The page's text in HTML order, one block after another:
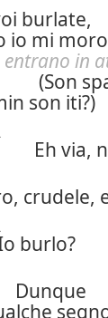
burlate,
io mi
in
(Son
son iti?)
Eh via,
crudele,
burlo?
Dunque